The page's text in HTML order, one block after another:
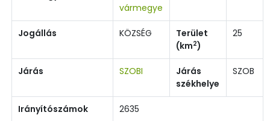
vármegye
Jogállás KÖZSÉG
Terület
(km2)
25
Járás SZOBI
Járás
székhelye
SZOB
Irányítószámok 2635